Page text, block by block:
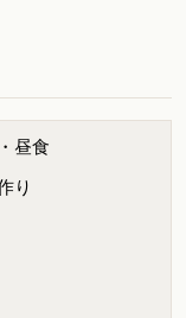
昼食
り